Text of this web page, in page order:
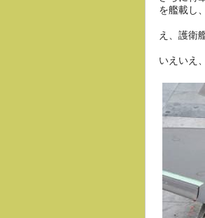
を艦載し
え、護衛
いえいえ